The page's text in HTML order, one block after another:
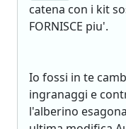
catena con i kit
FORNISCE piu'.
Io fossi in te
ingranaggi e
l'alberino